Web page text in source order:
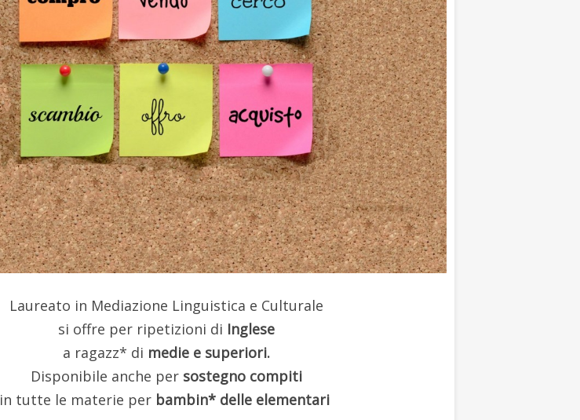
Laureato in Mediazione Linguistica e Culturale
si offre per ripetizioni di Inglese
a ragazz* di medie e superiori.
Disponibile anche per sostegno compiti
in tutte le materie per bambin* delle elementari